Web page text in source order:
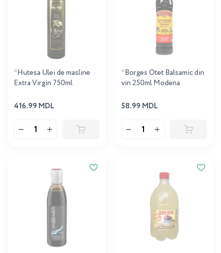
*Hutesa Ulei de masline
Extra Virgin 750ml
416.99 MDL
*Borges Otet Balsamic din
vin 250ml Modena
58.99 MDL